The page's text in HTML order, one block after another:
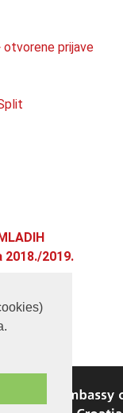
otvorene prijave
2018./2019.
2023.